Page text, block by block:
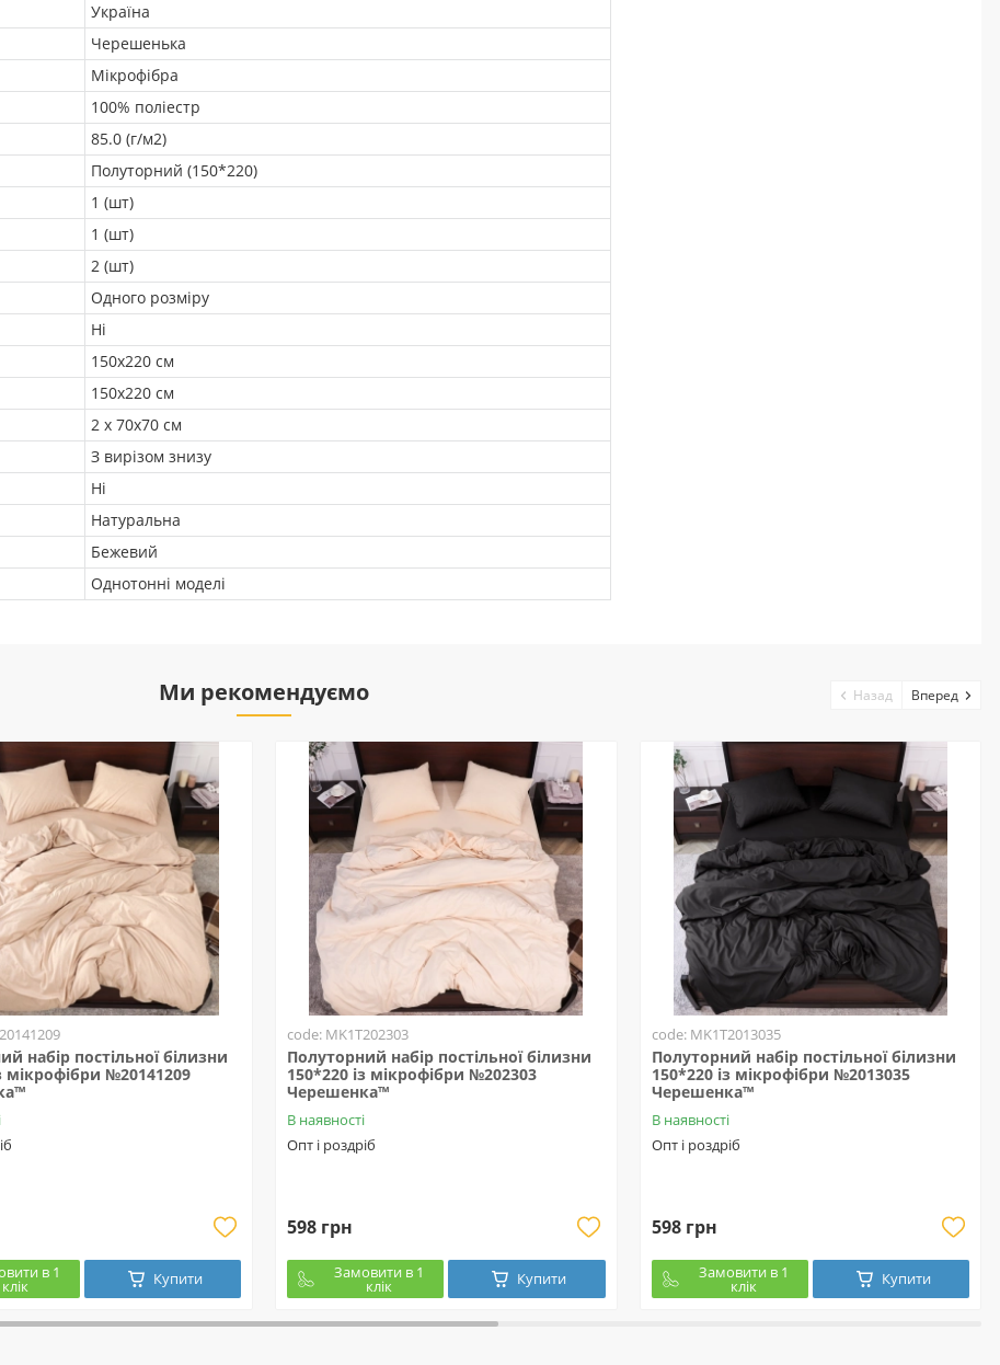
Україна
Черешенька
Мікрофібра
100% поліестр
85.0 (г/м2)
Полуторний (150*220)
1 (шт)
1 (шт)
2 (шт)
Одного розміру
Ні
150х220 см
150х220 см
2 х 70х70 см
З вирізом знизу
Ні
Натуральна
Бежевий
Однотонні моделі
Ми рекомендуємо
набір постільної білизни
мікрофібри №20141209
в 1
клік Купити
code: MK1T202303
Полуторний набір постільної білизни
150*220 із мікрофібри №202303
Черешенка™
В наявності
Опт і роздріб
598 грн
Замовити в 1
клік Купити
code: MK1T2013035
Полуторний набір постільної білизни
150*220 із мікрофібри №2013035
Черешенка™
В наявності
Опт і роздріб
598 грн
Замовити в 1
клік Купити
Назад Вперед